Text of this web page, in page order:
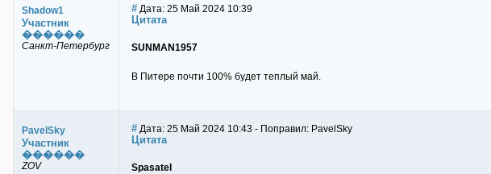
Shadow1
Участник
������
Санкт-Петербург
# Дата: 25 Май 2024 10:39
Цитата
SUNMAN1957
В Питере почти 100% будет теплый май.
PavelSky
Участник
������
ZOV
# Дата: 25 Май 2024 10:43 - Поправил: PavelSky
Цитата
Spasatel